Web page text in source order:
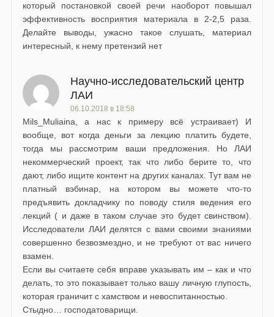
который постановкой своей речи наоборот повышал
эффективность восприятия материала в 2-2,5 раза.
Делайте выводы, ужасно такое слушать, материал
интересный, к нему претензий нет
Научно-исследовательский центр
ЛАИ
06.10.2018 в 18:58
Mils_Muliaina, а нас к примеру всё устраивает) И
вообще, вот когда деньги за лекцию платить будете,
тогда мы рассмотрим ваши предложения. Но ЛАИ
некоммерческий проект, так что либо берите то, что
дают, либо ищите контент на других каналах. Тут вам не
платный вэбинар, на котором вы можете что-то
предъявить докладчику по поводу стиля ведения его
лекций ( и даже в таком случае это будет свинством).
Исследователи ЛАИ делятся с вами своими знаниями
совершенно безвозмездно, и не требуют от вас ничего
взамен.
Если вы считаете себя вправе указывать им – как и что
делать, то это показывает только вашу личную глупость,
которая граничит с хамством и невоспитанностью.
Стыдно… господатоварищи.